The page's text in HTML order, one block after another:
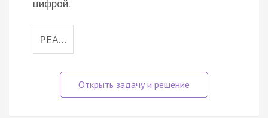
цифрой.
РЕА…